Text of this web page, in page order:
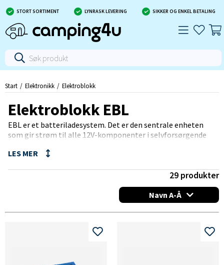
STORT SORTIMENT LYNRASK LEVERING SIKKER OG ENKEL BETALING
Start Elektronikk Elektroblokk
Elektroblokk EBL
EBL er et batteriladesystem. Det er den sentrale enheten
som gir strøm til alle 12V-komponenter i selvforsørgende
Enheten har et moderne og lett plasthus tilverket i
er takket være det lydløs. EBL er installerte i "skjulte" men
velventilerte rom og inneholder mange funksjoner i et hus -
Det er kjøretøyets strømsentral om man skal beskrive det
enkelt! Som et resultat kan teknisk komplekse systemer
gjøres virkelige uten høye installasjonskostnader.
29 produkter
Navn A-Å